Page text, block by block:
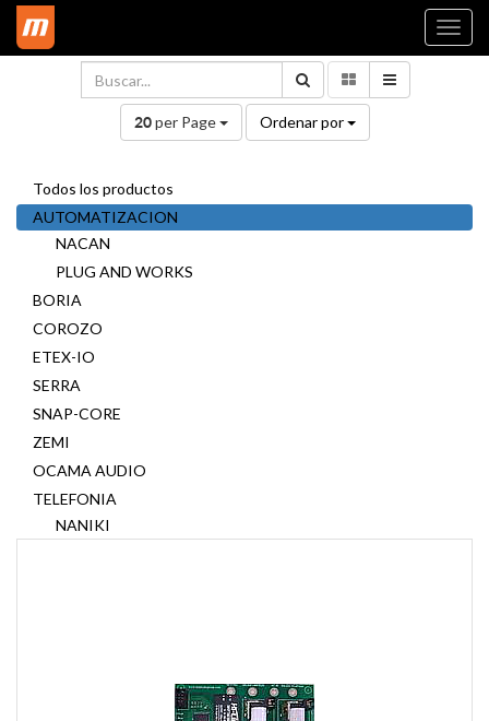
20per Page Ordenar por
Todos los productos
AUTOMATIZACION
NACAN
PLUG AND WORKS
BORIA
COROZO
ETEX-IO
SERRA
SNAP-CORE
ZEMI
OCAMA AUDIO
TELEFONIA
NANIKI